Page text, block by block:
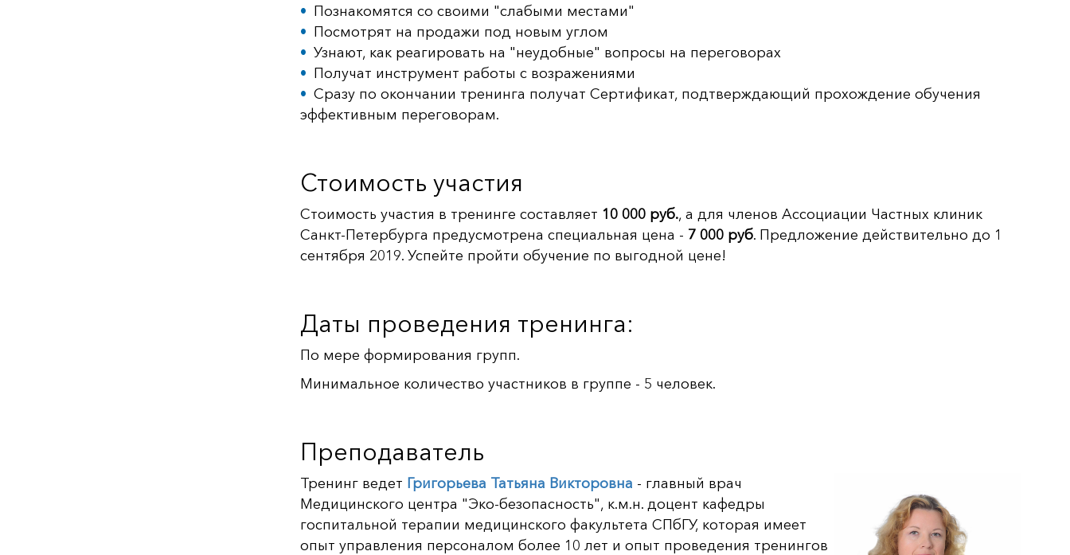
Познакомятся со своими "слабыми местами"
Посмотрят на продажи под новым углом
Узнают, как реагировать на "неудобные" вопросы на переговорах
Получат инструмент работы с возражениями
Сразу по окончании тренинга получат Сертификат, подтверждающий прохождение обучения
эффективным переговорам.
Стоимость участия
Стоимость участия в тренинге составляет 10 000 руб., а для членов Ассоциации Частных клиник
Санкт-Петербурга предусмотрена специальная цена - 7 000 руб. Предложение действительно до 1
сентября 2019. Успейте пройти обучение по выгодной цене!
Даты проведения тренинга:
По мере формирования групп.
Минимальное количество участников в группе - 5 человек.
Преподаватель
Тренинг ведет Григорьева Татьяна Викторовна - главный врач
Медицинского центра "Эко-безопасность", к.м.н. доцент кафедры
госпитальной терапии медицинского факультета СПбГУ, которая имеет
опыт управления персоналом более 10 лет и опыт проведения тренингов